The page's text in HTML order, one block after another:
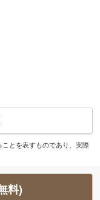
とを表すものであり、実際
料)